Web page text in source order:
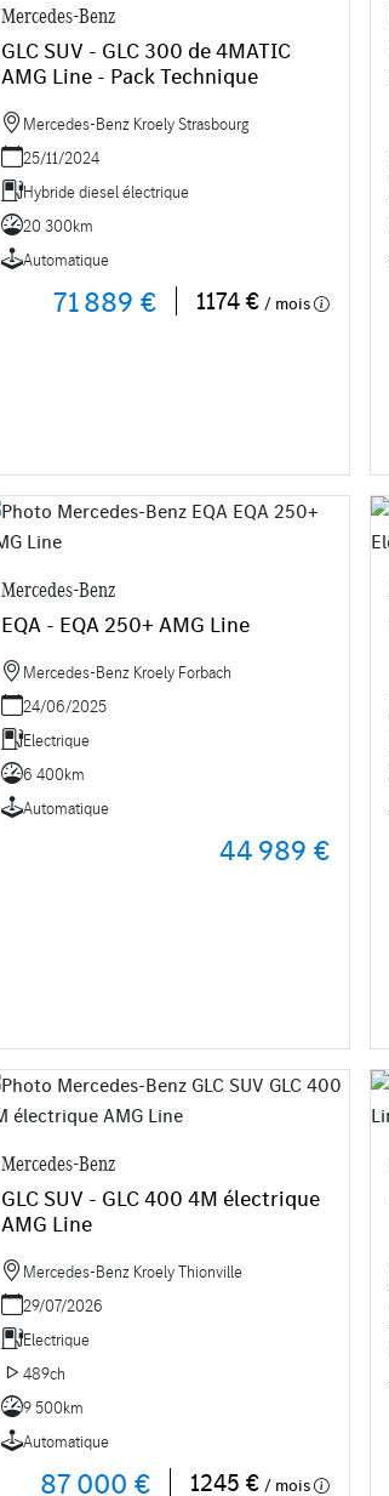
Mercedes-Benz
GLC SUV - GLC 300 de 4MATIC
AMG Line - Pack Technique
Mercedes-Benz Kroely Strasbourg
25/11/2024
Hybride diesel électrique
20 300km
Automatique
71 889 € 1174 € / mois
Mercedes-Benz
EQA - EQA 250+ AMG Line
Mercedes-Benz Kroely Forbach
24/06/2025
Electrique
6 400km
Automatique
44 989 €
Mercedes-Benz
GLC SUV - GLC 400 4M électrique
AMG Line
Mercedes-Benz Kroely Thionville
29/07/2026
Electrique
489ch
9 500km
Automatique
87 000 € 1245 € / mois